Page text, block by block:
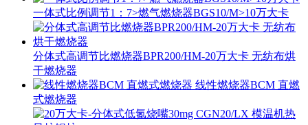
一体式比例调节1：7>燃气燃烧器BGS10/M>10万大卡
分体式高调节比燃烧器BPR200/HM-20万大卡 无纺布烘
干燃烧器
线性燃烧器BCM 直燃
式燃烧器